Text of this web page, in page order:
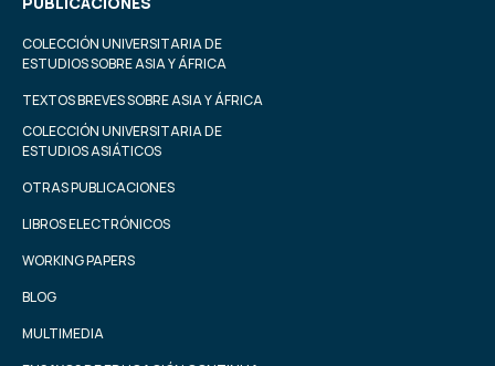
COLECCIÓN UNIVERSITARIA DE
ESTUDIOS SOBRE ASIA Y ÁFRICA
TEXTOS BREVES SOBRE ASIA Y ÁFRICA
COLECCIÓN UNIVERSITARIA DE
ESTUDIOS ASIÁTICOS
OTRAS PUBLICACIONES
LIBROS ELECTRÓNICOS
WORKING PAPERS
BLOG
MULTIMEDIA